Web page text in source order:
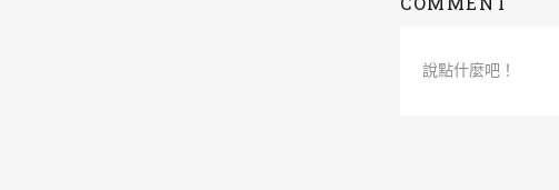
說點什麼吧！